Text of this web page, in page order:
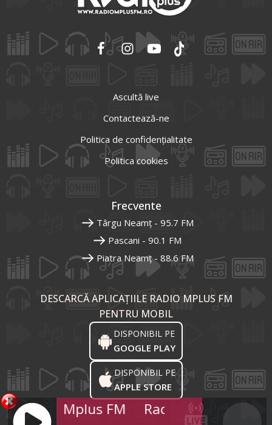
Ascultă live
Contactează-ne
Politica de confidențialitate
Politica cookies
Frecvente
Târgu Neamț - 95.7 FM
Pascani - 90.1 FM
Piatra Neamț - 88.6 FM
DESCARCĂ APLICAȚIILE RADIO MPLUS FM
PENTRU MOBIL
DISPONIBIL PE
GOOGLE PLAY
DISPONIBIL PE
APPLE STORE
Radio Mplus FM Radio Mplus FM